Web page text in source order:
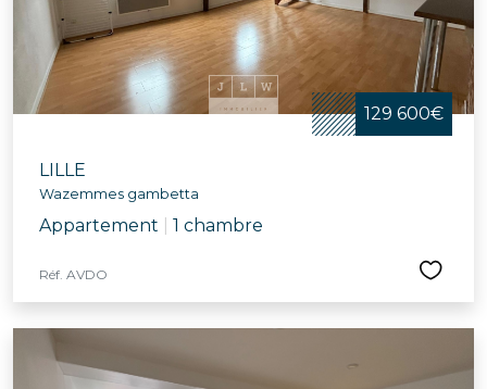
129 600€
LILLE
Wazemmes gambetta
Appartement 1 chambre
Réf. AVDO